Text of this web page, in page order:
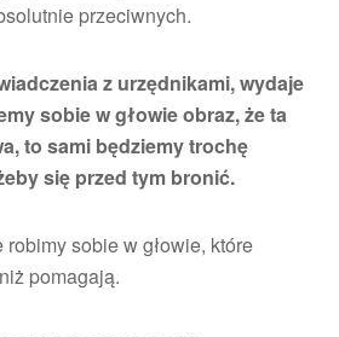
przeciwnych.
z urzędnikami, wydaje
sobie w głowie obraz, że ta
to sami będziemy trochę
się przed tym bronić.
robimy sobie w głowie, które
pomagają.